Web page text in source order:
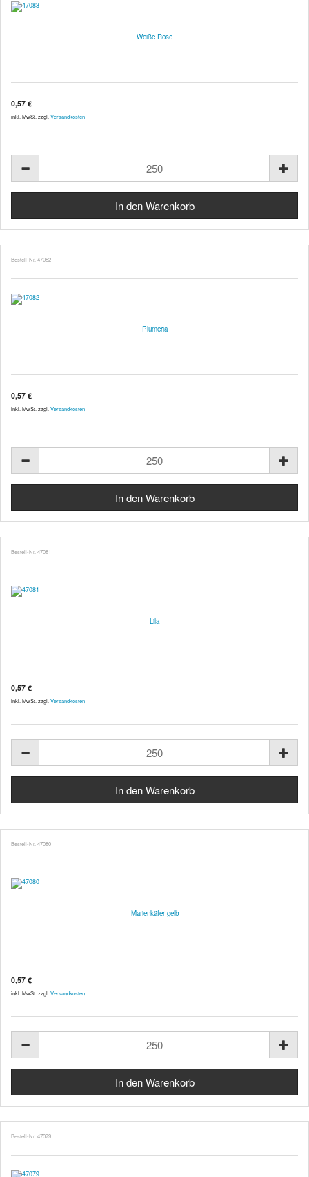
Weiße Rose
0,57 €
inkl. MwSt. zzgl. Versandkosten
Bestell-Nr. 47082
Plumeria
0,57 €
inkl. MwSt. zzgl. Versandkosten
Bestell-Nr. 47081
Lila
0,57 €
inkl. MwSt. zzgl. Versandkosten
Bestell-Nr. 47080
Marienkäfer gelb
0,57 €
inkl. MwSt. zzgl. Versandkosten
Bestell-Nr. 47079